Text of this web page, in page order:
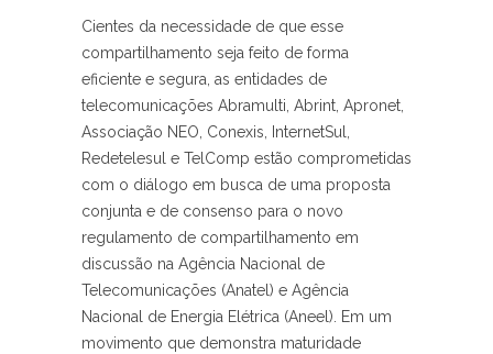
Cientes da necessidade de que esse
compartilhamento seja feito de forma
eficiente e segura, as entidades de
telecomunicações Abramulti, Abrint, Apronet,
Associação NEO, Conexis, InternetSul,
Redetelesul e TelComp estão comprometidas
com o diálogo em busca de uma proposta
conjunta e de consenso para o novo
regulamento de compartilhamento em
discussão na Agência Nacional de
Telecomunicações (Anatel) e Agência
Nacional de Energia Elétrica (Aneel). Em um
movimento que demonstra maturidade